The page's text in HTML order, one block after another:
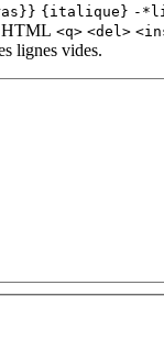
{italique} -
HTML <q> <del>
lignes vides.